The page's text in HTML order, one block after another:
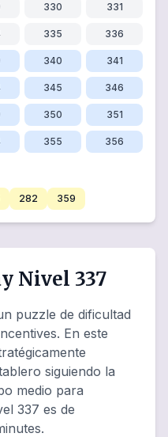
330 331
335 336
340 341
345 346
350 351
355 356
282 359
Nivel 337
puzzle de dificultad
En este
siguiendo la
medio para
337 es de